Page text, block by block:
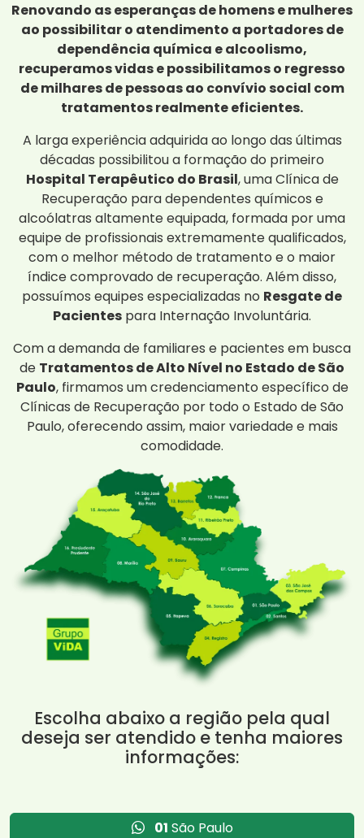
Renovando as esperanças de homens e mulheres
ao possibilitar o atendimento a portadores de
dependência química e alcoolismo,
recuperamos vidas e possibilitamos o regresso
de milhares de pessoas ao convívio social com
tratamentos realmente eficientes.
A larga experiência adquirida ao longo das últimas
décadas possibilitou a formação do primeiro
Hospital Terapêutico do Brasil, uma Clínica de
Recuperação para dependentes químicos e
alcoólatras altamente equipada, formada por uma
equipe de profissionais extremamente qualificados,
com o melhor método de tratamento e o maior
índice comprovado de recuperação. Além disso,
possuímos equipes especializadas no Resgate de
Pacientes para Internação Involuntária.
Com a demanda de familiares e pacientes em busca
de Tratamentos de Alto Nível no Estado de São
Paulo, firmamos um credenciamento específico de
Clínicas de Recuperação por todo o Estado de São
Paulo, oferecendo assim, maior variedade e mais
comodidade.
Escolha abaixo a região pela qual
deseja ser atendido e tenha maiores
informações:
01 São Paulo